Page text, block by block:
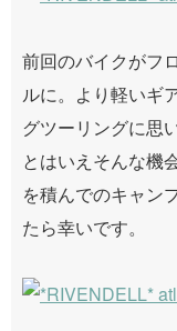
前回のバイクがフ
ルに。より軽いギ
グツーリングに思
とはいえそんな機
を積んでのキャン
たら幸いです。